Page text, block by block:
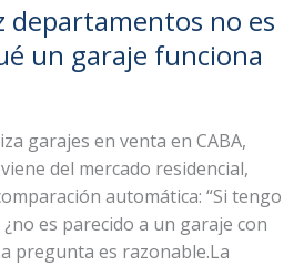
departamentos no es
un garaje funciona
garajes en venta en CABA,
del mercado residencial,
automática: “Si tengo
es parecido a un garaje con
pregunta es razonable.La